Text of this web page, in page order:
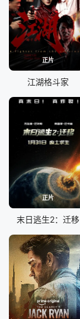
正片
江湖格斗家
正片
末日逃生2：迁移